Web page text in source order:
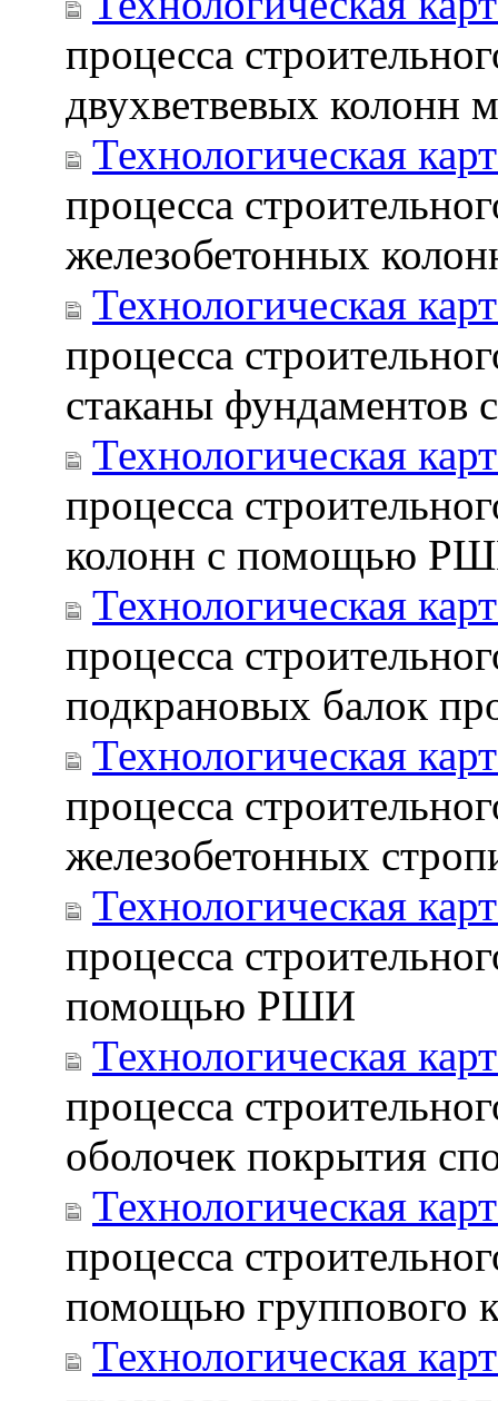
процесса
двухветвевых колонн
Технологическая
процесса
железобетонных
Технологическая
процесса
стаканы
Технологическая
процесса
колонн с помощью
Технологическая
процесса
подкрановых балок
Технологическая
процесса
железобетонных
Технологическая
процесса
помощью РШИ
Технологическая
процесса
оболочек покрытия
Технологическая
процесса
помощью группового
Технологическая